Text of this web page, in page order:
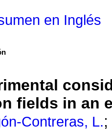
en Inglés
fields in an
Contreras, L.;